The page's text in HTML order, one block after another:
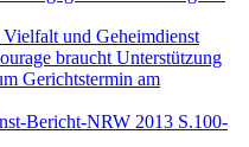
und Geheimdienst
braucht Unterstützung
Gerichtstermin am
Bericht-NRW 2013 S.100-